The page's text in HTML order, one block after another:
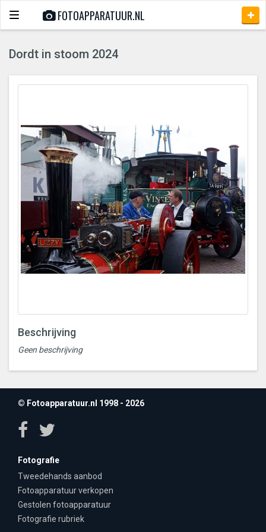
Toggle
navigation
FOTOAPPARATUUR.NL
Dordt in stoom 2024
Beschrijving
Geen beschrijving
© Fotoapparatuur.nl 1998 - 2026
Fotografie
Tweedehands aanbod
Fotoapparatuur verkopen
Gestolen fotoapparatuur
Fotografie rubriek